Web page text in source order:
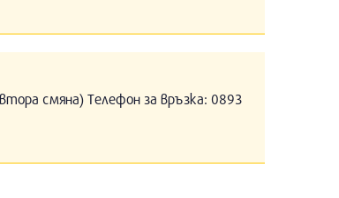
смяна) Телефон за връзка: 0893